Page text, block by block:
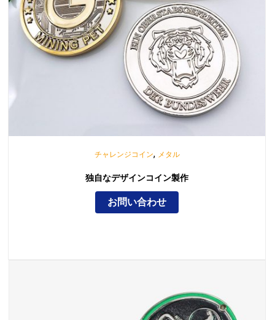
チャレンジコイン, メタル
独自なデザインコイン製作
お問い合わせ